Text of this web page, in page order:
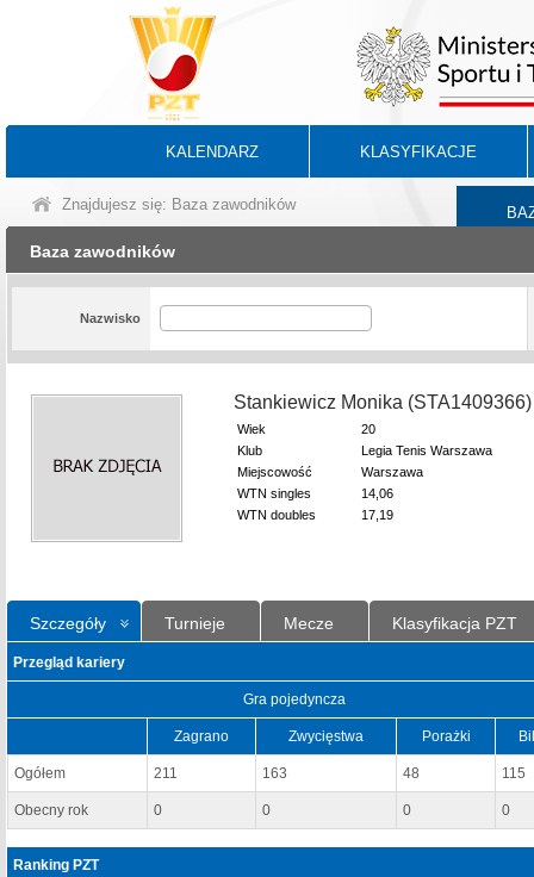
KALENDARZ KLASYFIKACJE
Znajdujesz się: Baza zawodników
Baza zawodników
Nazwisko
Stankiewicz Monika (STA1409366)
Wiek
20
Klub
Legia Tenis Warszawa
Miejscowość
Warszawa
WTN singles
14,06
WTN doubles
17,19
Szczegóły Turnieje Mecze Klasyfikacja PZT
Przegląd kariery
Gra pojedyncza
Zagrano Zwycięstwa Porażki
Ogółem 211 163 48 115
Obecny rok 0 0 0 0
Ranking PZT